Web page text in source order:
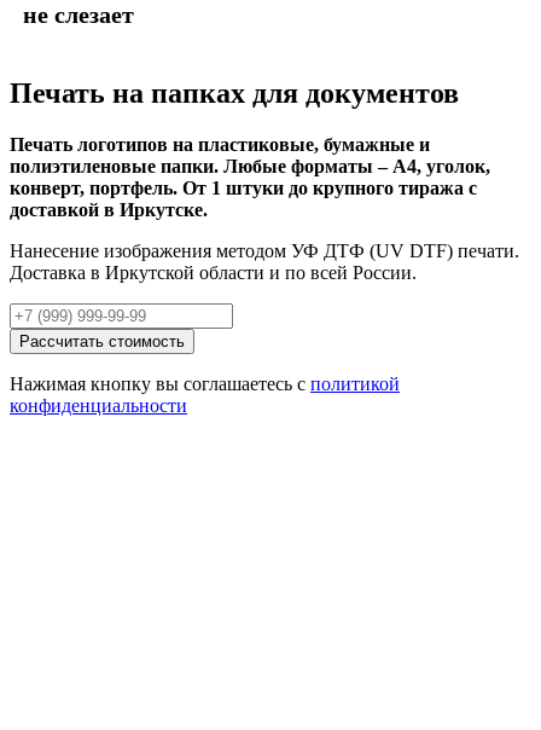
не слезает
Печать на папках для документов
Печать логотипов на пластиковые, бумажные и
полиэтиленовые папки. Любые форматы – А4, уголок,
конверт, портфель. От 1 штуки до крупного тиража с
доставкой в Иркутске.
Нанесение изображения методом УФ ДТФ (UV DTF) печати.
Доставка в Иркутской области и по всей России.
Рассчитать стоимость
Нажимая кнопку вы соглашаетесь с политикой
конфиденциальности